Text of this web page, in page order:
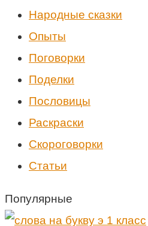
Народные сказки
Опыты
Поговорки
Поделки
Пословицы
Раскраски
Скороговорки
Статьи
Популярные